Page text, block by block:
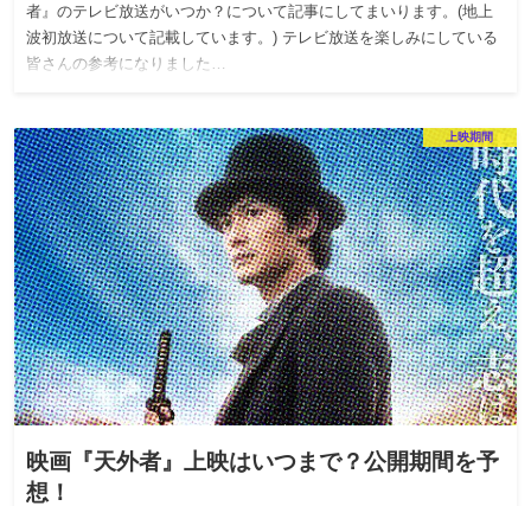
者』のテレビ放送がいつか？について記事にしてまいります。(地上
波初放送について記載しています。) テレビ放送を楽しみにしている
皆さんの参考になりました…
上映期間
映画『天外者』上映はいつまで？公開期間を予
想！